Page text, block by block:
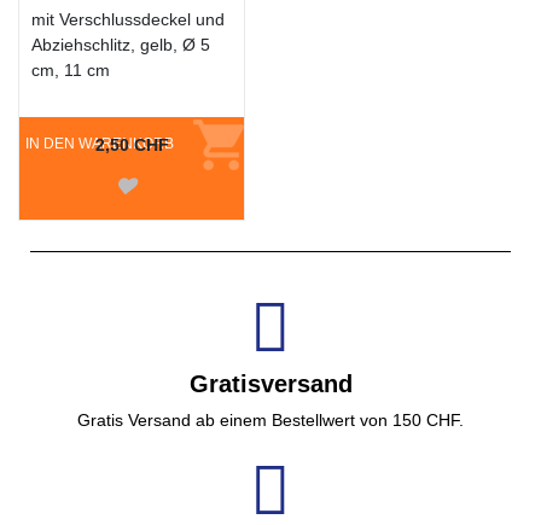
mit Verschlussdeckel und
Abziehschlitz, gelb, Ø 5
cm, 11 cm
IN DEN WARENKORB
2,50 CHF
Gratisversand
Gratis Versand ab einem Bestellwert von 150 CHF.